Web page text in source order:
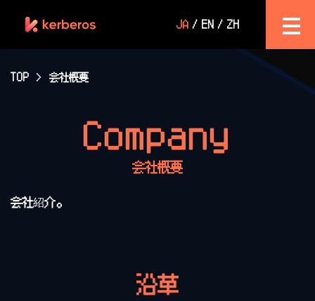
JA EN ZH
TOP > 会社概要
Company
会社概要
会社紹介。
沿革